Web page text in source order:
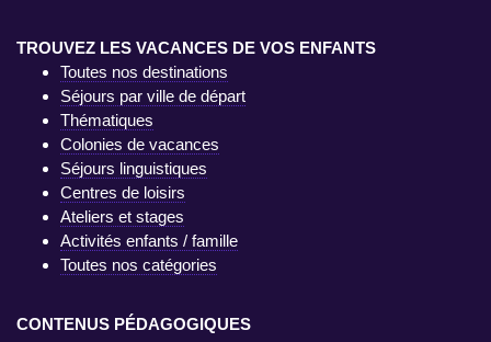
TROUVEZ LES VACANCES DE VOS ENFANTS
Toutes nos destinations
Séjours par ville de départ
Thématiques
Colonies de vacances
Séjours linguistiques
Centres de loisirs
Ateliers et stages
Activités enfants / famille
Toutes nos catégories
CONTENUS PÉDAGOGIQUES